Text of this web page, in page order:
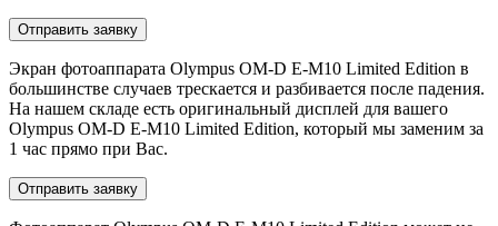
Отправить заявку
Экран фотоаппарата Olympus OM-D E-M10 Limited Edition в
большинстве случаев трескается и разбивается после падения.
На нашем складе есть оригинальный дисплей для вашего
Olympus OM-D E-M10 Limited Edition, который мы заменим за
1 час прямо при Вас.
Отправить заявку